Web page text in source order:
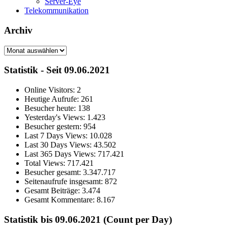
Telekommunikation
Archiv
Archiv
Statistik - Seit 09.06.2021
Online Visitors: 2
Heutige Aufrufe: 261
Besucher heute: 138
Yesterday's Views: 1.423
Besucher gestern: 954
Last 7 Days Views: 10.028
Last 30 Days Views: 43.502
Last 365 Days Views: 717.421
Total Views: 717.421
Besucher gesamt: 3.347.717
Seitenaufrufe insgesamt: 872
Gesamt Beiträge: 3.474
Gesamt Kommentare: 8.167
Statistik bis 09.06.2021 (Count per Day)